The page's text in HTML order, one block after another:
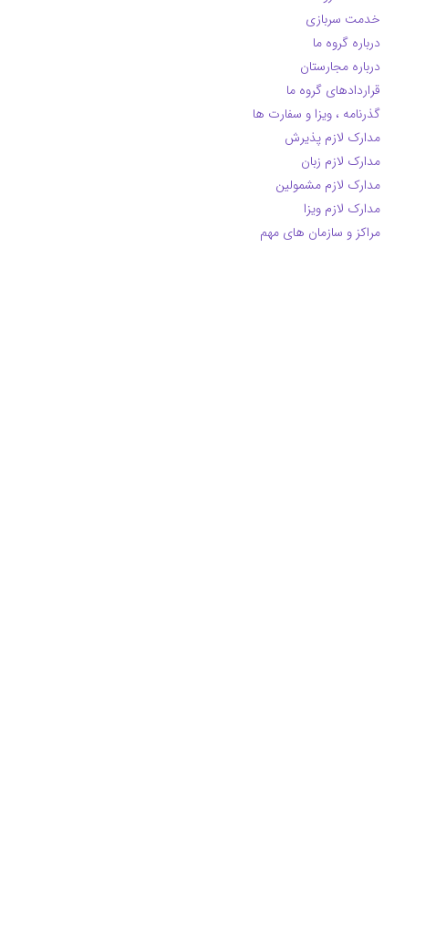
خدمت سربازی
درباره گروه ما
درباره مجارستان
قراردادهای گروه ما
گذرنامه ، ویزا و سفارت ها
مدارک لازم پذیرش
مدارک لازم زبان
مدارک لازم مشمولین
مدارک لازم ویزا
مراکز و سازمان های مهم